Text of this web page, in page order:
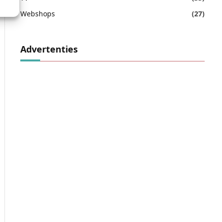
Webshops
(27)
Advertenties